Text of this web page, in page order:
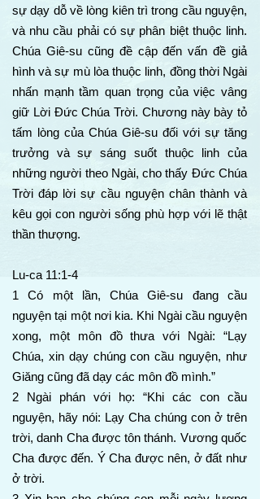
sự dạy dỗ về lòng kiên trì trong cầu nguyện,
và nhu cầu phải có sự phân biệt thuộc linh.
Chúa Giê-su cũng đề cập đến vấn đề giả
hình và sự mù lòa thuộc linh, đồng thời Ngài
nhấn mạnh tầm quan trọng của việc vâng
giữ Lời Đức Chúa Trời. Chương này bày tỏ
tấm lòng của Chúa Giê-su đối với sự tăng
trưởng và sự sáng suốt thuộc linh của
những người theo Ngài, cho thấy Đức Chúa
Trời đáp lời sự cầu nguyện chân thành và
kêu gọi con người sống phù hợp với lẽ thật
thần thượng.
Lu-ca 11:1-4
1 Có một lần, Chúa Giê-su đang cầu
nguyện tại một nơi kia. Khi Ngài cầu nguyện
xong, một môn đồ thưa với Ngài: “Lạy
Chúa, xin dạy chúng con cầu nguyện, như
Giăng cũng đã dạy các môn đồ mình.”
2 Ngài phán với họ: “Khi các con cầu
nguyện, hãy nói: Lạy Cha chúng con ở trên
trời, danh Cha được tôn thánh. Vương quốc
Cha được đến. Ý Cha được nên, ở đất như
ở trời.